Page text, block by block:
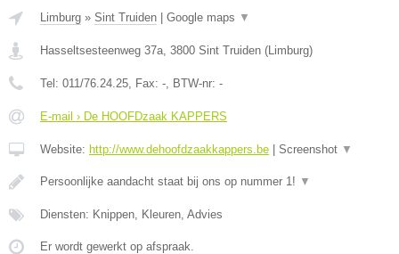
Limburg » Sint Truiden | Google maps ▼
Hasseltsesteenweg 37a 3800 Sint Truiden (Limburg)
Tel: 011/76.24.25 , Fax: - , BTW-nr: -
E-mail › De HOOFDzaak KAPPERS
Website: http://www.dehoofdzaakkappers.be | Screenshot ▼
Persoonlijke aandacht staat bij ons op nummer 1! ▼
Diensten: Knippen, Kleuren, Advies
Er wordt gewerkt op afspraak.